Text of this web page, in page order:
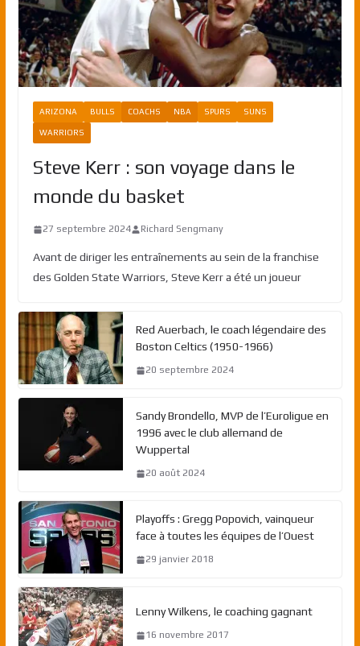
ARIZONA BULLS COACHS NBA SPURS SUNS
WARRIORS
Steve Kerr : son voyage dans le
monde du basket
27 septembre 2024 Richard Sengmany
Avant de diriger les entraînements au sein de la franchise
des Golden State Warriors, Steve Kerr a été un joueur
Red Auerbach, le coach légendaire des
Boston Celtics (1950-1966)
20 septembre 2024
Sandy Brondello, MVP de l’Euroligue en
1996 avec le club allemand de
Wuppertal
20 août 2024
Playoffs : Gregg Popovich, vainqueur
face à toutes les équipes de l’Ouest
29 janvier 2018
Lenny Wilkens, le coaching gagnant
16 novembre 2017